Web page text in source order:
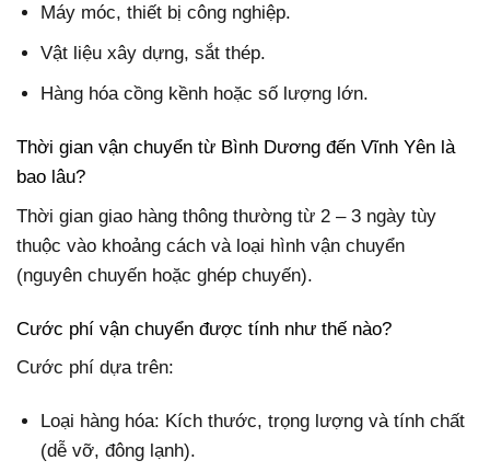
Máy móc, thiết bị công nghiệp.
Vật liệu xây dựng, sắt thép.
Hàng hóa cồng kềnh hoặc số lượng lớn.
Thời gian vận chuyển từ Bình Dương đến Vĩnh Yên là
bao lâu?
Thời gian giao hàng thông thường từ 2 – 3 ngày tùy
thuộc vào khoảng cách và loại hình vận chuyển
(nguyên chuyến hoặc ghép chuyến).
Cước phí vận chuyển được tính như thế nào?
Cước phí dựa trên:
Loại hàng hóa: Kích thước, trọng lượng và tính chất
(dễ vỡ, đông lạnh).